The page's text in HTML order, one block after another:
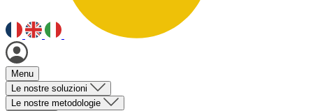
Menu
Le nostre soluzioni
Le nostre metodologie